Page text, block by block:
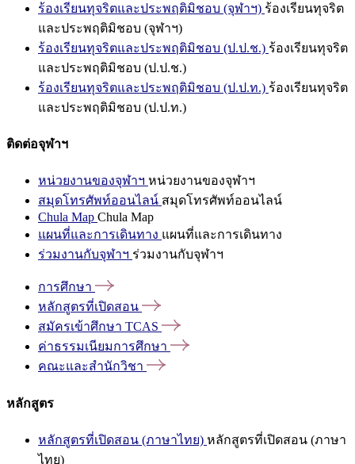
ร้องเรียนทุจริตและประพฤติมิชอบ (จุฬาฯ) ร้องเรียนทุจริต
และประพฤติมิชอบ (จุฬาฯ)
ร้องเรียนทุจริตและประพฤติมิชอบ (ป.ป.ช.) ร้องเรียนทุจริต
และประพฤติมิชอบ (ป.ป.ช.)
ร้องเรียนทุจริตและประพฤติมิชอบ (ป.ป.ท.) ร้องเรียนทุจริต
และประพฤติมิชอบ (ป.ป.ท.)
ติดต่อจุฬาฯ
หน่วยงานของจุฬาฯ หน่วยงานของจุฬาฯ
สมุดโทรศัพท์ออนไลน์ สมุดโทรศัพท์ออนไลน์
Chula Map Chula Map
แผนที่และการเดินทาง แผนที่และการเดินทาง
ร่วมงานกับจุฬาฯ ร่วมงานกับจุฬาฯ
การศึกษา
หลักสูตรที่เปิดสอน
สมัครเข้าศึกษา TCAS
ค่าธรรมเนียมการศึกษา
คณะและสำนักวิชา
หลักสูตร
หลักสูตรที่เปิดสอน (ภาษาไทย) หลักสูตรที่เปิดสอน (ภาษา
ไทย)